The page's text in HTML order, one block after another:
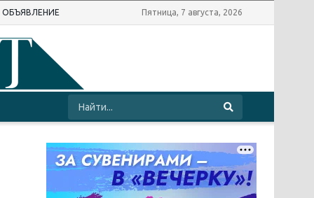
ОБЪЯВЛЕНИЕ Пятница, 7 августа, 2026